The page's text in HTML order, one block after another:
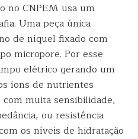
no CNPEM usa um
Uma peça única
de níquel fixado com
micropore. Por esse
elétrico gerando um
íons de nutrientes
muita sensibilidade,
ou resistência
os níveis de hidratação